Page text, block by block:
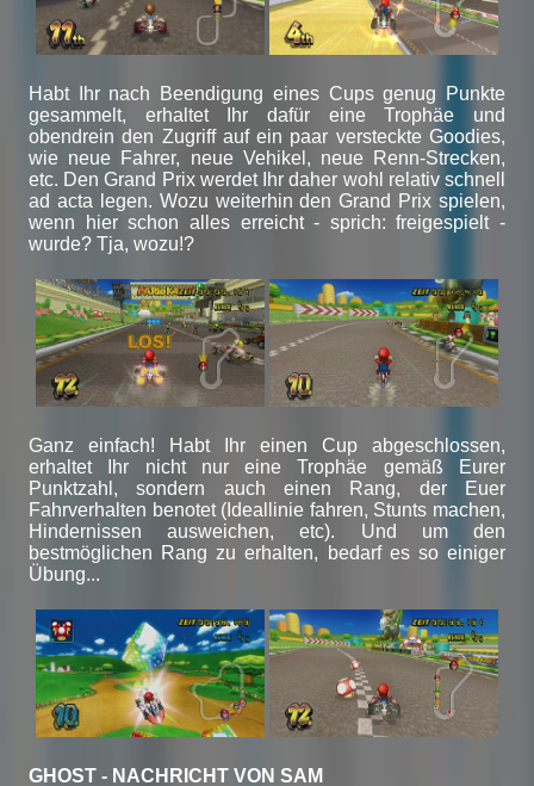
Habt Ihr nach Beendigung eines Cups genug Punkte
gesammelt, erhaltet Ihr dafür eine Trophäe und
obendrein den Zugriff auf ein paar versteckte Goodies,
wie neue Fahrer, neue Vehikel, neue Renn-Strecken,
etc. Den Grand Prix werdet Ihr daher wohl relativ schnell
ad acta legen. Wozu weiterhin den Grand Prix spielen,
wenn hier schon alles erreicht - sprich: freigespielt -
wurde? Tja, wozu!?
Ganz einfach! Habt Ihr einen Cup abgeschlossen,
erhaltet Ihr nicht nur eine Trophäe gemäß Eurer
Punktzahl, sondern auch einen Rang, der Euer
Fahrverhalten benotet (Ideallinie fahren, Stunts machen,
Hindernissen ausweichen, etc). Und um den
bestmöglichen Rang zu erhalten, bedarf es so einiger
Übung...
GHOST - NACHRICHT VON SAM